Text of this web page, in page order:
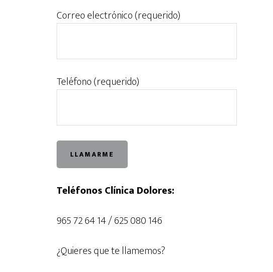
Correo electrónico (requerido)
Teléfono (requerido)
Teléfonos Clínica Dolores:
965 72 64 14 / 625 080 146
¿Quieres que te llamemos?